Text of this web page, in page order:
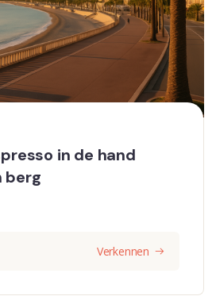
in de hand
berg
Verkennen